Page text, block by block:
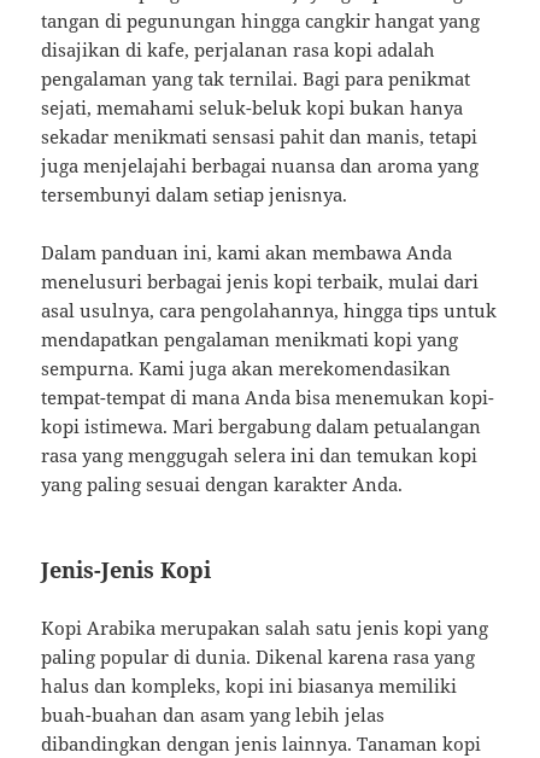
tangan di pegunungan hingga cangkir hangat yang
disajikan di kafe, perjalanan rasa kopi adalah
pengalaman yang tak ternilai. Bagi para penikmat
sejati, memahami seluk-beluk kopi bukan hanya
sekadar menikmati sensasi pahit dan manis, tetapi
juga menjelajahi berbagai nuansa dan aroma yang
tersembunyi dalam setiap jenisnya.
Dalam panduan ini, kami akan membawa Anda
menelusuri berbagai jenis kopi terbaik, mulai dari
asal usulnya, cara pengolahannya, hingga tips untuk
mendapatkan pengalaman menikmati kopi yang
sempurna. Kami juga akan merekomendasikan
tempat-tempat di mana Anda bisa menemukan kopi-
kopi istimewa. Mari bergabung dalam petualangan
rasa yang menggugah selera ini dan temukan kopi
yang paling sesuai dengan karakter Anda.
Jenis-Jenis Kopi
Kopi Arabika merupakan salah satu jenis kopi yang
paling popular di dunia. Dikenal karena rasa yang
halus dan kompleks, kopi ini biasanya memiliki
buah-buahan dan asam yang lebih jelas
dibandingkan dengan jenis lainnya. Tanaman kopi